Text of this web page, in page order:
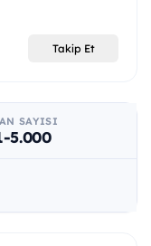
Takip Et
SAYISI
5.000